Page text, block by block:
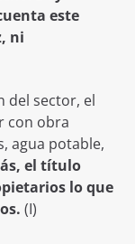
este
ni
del sector, el
con obra
agua potable,
el título
lo que
(I)